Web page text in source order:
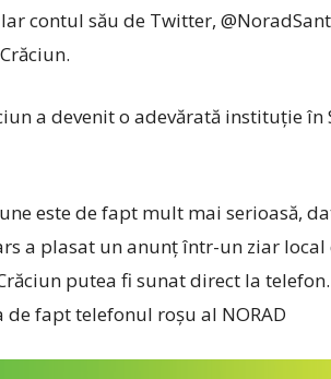
contul său de Twitter,
a devenit o adevărată instituţie în
este de fapt mult mai serioasă,
a plasat un anunţ într-un ziar
putea fi sunat direct la
fapt telefonul roşu al NORAD